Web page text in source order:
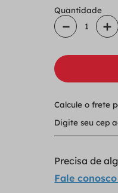
Quantidade
＋
－
Calcule o frete
Precisa de
Fale